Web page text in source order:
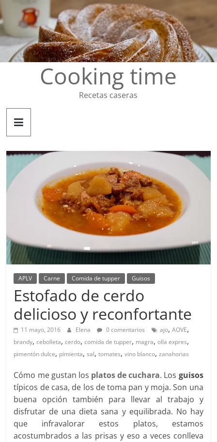
Saltar
al
contenido
Cooking time
Recetas caseras
APLV Carne Comida de tupper Guisos
Estofado de cerdo
delicioso y reconfortante
11 mayo, 2016 Elena 0 comentarios ajo,AOVE,
brandy,cebolleta,cerdo,comida de tupper, magra,olla expres,
pimentón dulce, pimienta,sal,tomates,vino blanco,zanahorias
Cómo me gustan los platos de cuchara. Los guisos
típicos de casa, de los de toma pan y moja. Son una
buena opción también para llevar al trabajo y
disfrutar de una dieta sana y equilibrada. No hay
que infravalorar estos platos, estamos
acostumbrados a las prisas y eso a veces conlleva